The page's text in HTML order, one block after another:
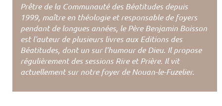
Prêtre de la Communauté des Béatitudes depuis
1999, maître en théologie et responsable de foyers
pendant de longues années, le Père Benjamin Boisson
est l'auteur de plusieurs livres aux Editions des
Béatitudes, dont un sur l'humour de Dieu. Il propose
régulièrement des sessions Rire et Prière. Il vit
actuellement sur notre foyer de Nouan-le-Fuzelier.